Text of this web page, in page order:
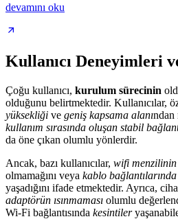
devamını oku
Kullanıcı Deneyimleri
Çoğu kullanıcı, kurulum sürecinin
olduğunu belirtmektedir. Kullanıcılar,
yüksekliği ve geniş kapsama alanından
kullanım sırasında oluşan stabil
da öne çıkan olumlu yönlerdir.
Ancak, bazı kullanıcılar, wifi menzilinin
olmamağını veya kablo bağlantılarında
yaşadığını ifade etmektedir. Ayrıca,
adaptörün ısınmaması olumlu
Wi-Fi bağlantısında kesintiler